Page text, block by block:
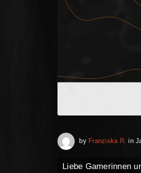
by Franziska R. in
Liebe Gamerinnen